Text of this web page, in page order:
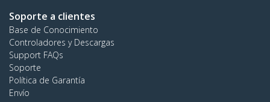
Soporte a clientes
Base de Conocimiento
Controladores y Descargas
Support FAQs
Soporte
Política de Garantía
Envío